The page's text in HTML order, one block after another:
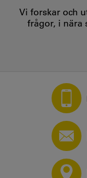
Vi forskar och
frågor, i nära